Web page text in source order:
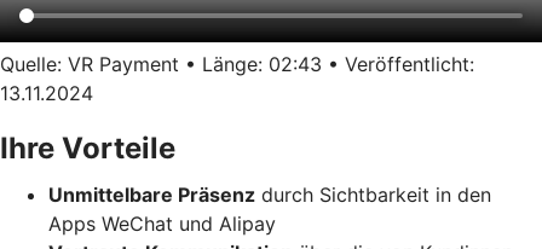
Quelle: VR Payment • Länge: 02:43 • Veröffentlicht:
13.11.2024
Ihre Vorteile
Unmittelbare Präsenz durch Sichtbarkeit in den
Apps WeChat und Alipay